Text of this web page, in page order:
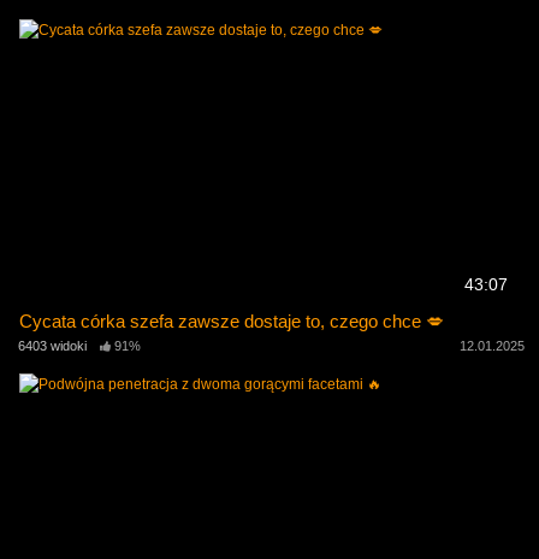
43:07
Cycata córka szefa zawsze dostaje to, czego chce 💋
6403 widoki 91% 12.01.2025